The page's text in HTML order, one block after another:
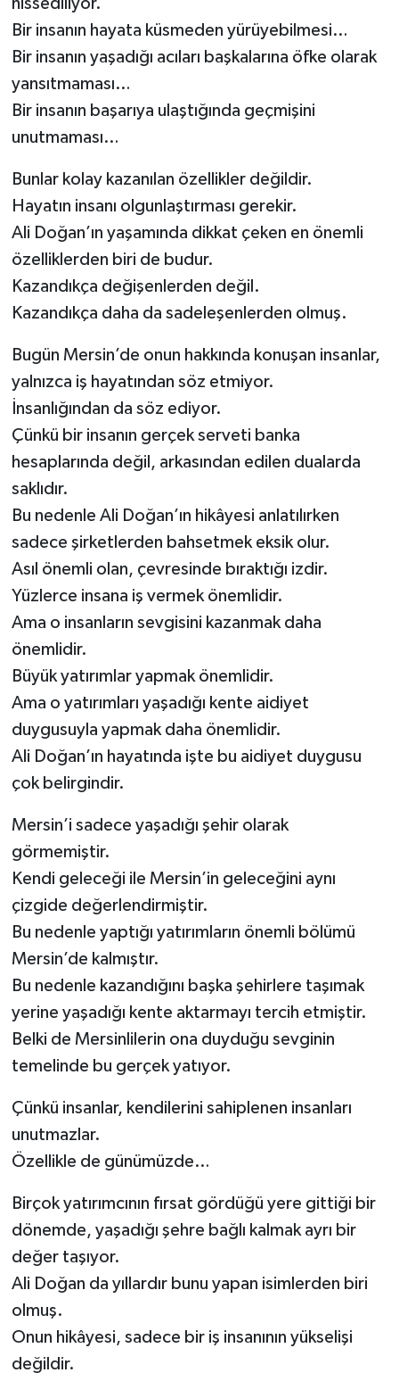
hissediliyor.
Bir insanın hayata küsmeden yürüyebilmesi…
Bir insanın yaşadığı acıları başkalarına öfke olarak
yansıtmaması…
Bir insanın başarıya ulaştığında geçmişini
unutmaması…
Bunlar kolay kazanılan özellikler değildir.
Hayatın insanı olgunlaştırması gerekir.
Ali Doğan’ın yaşamında dikkat çeken en önemli
özelliklerden biri de budur.
Kazandıkça değişenlerden değil.
Kazandıkça daha da sadeleşenlerden olmuş.
Bugün Mersin’de onun hakkında konuşan insanlar,
yalnızca iş hayatından söz etmiyor.
İnsanlığından da söz ediyor.
Çünkü bir insanın gerçek serveti banka
hesaplarında değil, arkasından edilen dualarda
saklıdır.
Bu nedenle Ali Doğan’ın hikâyesi anlatılırken
sadece şirketlerden bahsetmek eksik olur.
Asıl önemli olan, çevresinde bıraktığı izdir.
Yüzlerce insana iş vermek önemlidir.
Ama o insanların sevgisini kazanmak daha
önemlidir.
Büyük yatırımlar yapmak önemlidir.
Ama o yatırımları yaşadığı kente aidiyet
duygusuyla yapmak daha önemlidir.
Ali Doğan’ın hayatında işte bu aidiyet duygusu
çok belirgindir.
Mersin’i sadece yaşadığı şehir olarak
görmemiştir.
Kendi geleceği ile Mersin’in geleceğini aynı
çizgide değerlendirmiştir.
Bu nedenle yaptığı yatırımların önemli bölümü
Mersin’de kalmıştır.
Bu nedenle kazandığını başka şehirlere taşımak
yerine yaşadığı kente aktarmayı tercih etmiştir.
Belki de Mersinlilerin ona duyduğu sevginin
temelinde bu gerçek yatıyor.
Çünkü insanlar, kendilerini sahiplenen insanları
unutmazlar.
Özellikle de günümüzde…
Birçok yatırımcının fırsat gördüğü yere gittiği bir
dönemde, yaşadığı şehre bağlı kalmak ayrı bir
değer taşıyor.
Ali Doğan da yıllardır bunu yapan isimlerden biri
olmuş.
Onun hikâyesi, sadece bir iş insanının yükselişi
değildir.